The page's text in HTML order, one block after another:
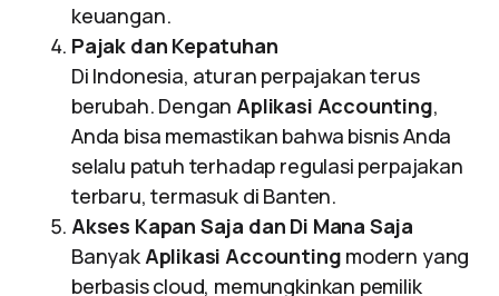
keuangan.
Pajak dan Kepatuhan
Di Indonesia, aturan perpajakan terus
berubah. DenganAplikasi Accounting,
Anda bisa memastikan bahwa bisnis Anda
selalu patuh terhadap regulasi perpajakan
terbaru, termasuk di Banten.
Akses Kapan Saja dan Di Mana Saja
BanyakAplikasi Accounting modern yang
berbasis cloud, memungkinkan pemilik